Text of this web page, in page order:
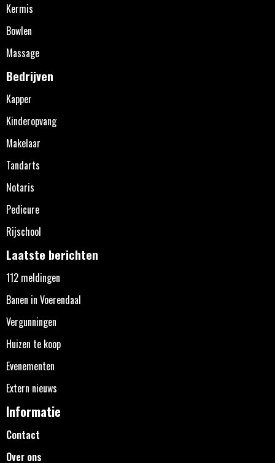
Kermis
Bowlen
Massage
Bedrijven
Kapper
Kinderopvang
Makelaar
Tandarts
Notaris
Pedicure
Rijschool
Laatste berichten
112 meldingen
Banen in Voerendaal
Vergunningen
Huizen te koop
Evenementen
Extern nieuws
Informatie
Contact
Over ons